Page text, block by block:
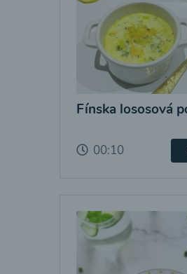
Fínska lososová
00:10